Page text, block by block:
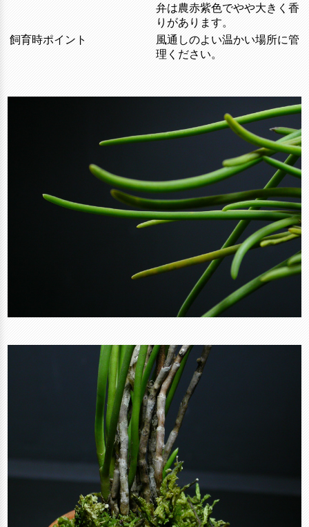
弁は農赤紫色でやや大きく香
りがあります。
飼育時ポイント
風通しのよい温かい場所に管
理ください。